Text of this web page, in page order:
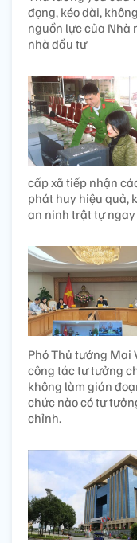
đọng, kéo dài,
nguồn lực của Nhà
nhà đầu tư
cấp xã tiếp nhận
phát huy hiệu quả,
an ninh trật tự ngay
Phó Thủ tướng Mai
công tác tư tưởng
không làm gián
chức nào có tư
chỉnh.